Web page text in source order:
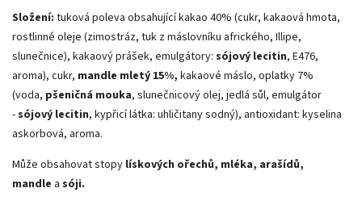
Složení: tuková poleva obsahující kakao 40% (cukr, kakaová hmota,
rostlinné oleje (zimostráz, tuk z máslovníku afrického, Illipe,
slunečnice), kakaový prášek, emulgátory: sójový lecitin, E476,
aroma), cukr, mandle mletý 15%, kakaové máslo, oplatky 7%
(voda, pšeničná mouka, slunečnicový olej, jedlá sůl, emulgátor
-sójový lecitin, kypřicí látka: uhličitany sodný), antioxidant: kyselina
askorbová, aroma.
Může obsahovat stopy lískových ořechů, mléka, arašídů,
mandle a sóji.